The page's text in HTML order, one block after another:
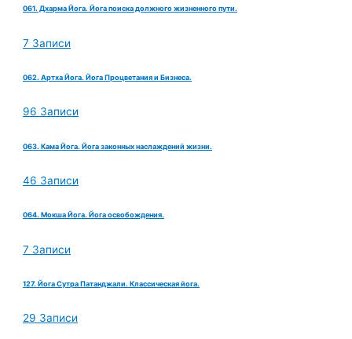
061. Дхарма Йога. Йога поиска должного жизненного пути.
7 Записи
062. Артха Йога. Йога Процветания и Бизнеса.
96 Записи
063. Кама Йога. Йога законных наслаждений жизни.
46 Записи
064. Мокша Йога. Йога освобождения.
7 Записи
127. Йога Сутра Патанджали. Классическая йога.
29 Записи